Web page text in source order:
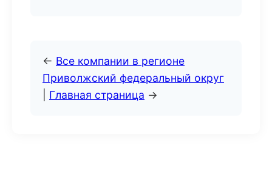
← Все компании в регионе
Приволжский федеральный округ
Главная страница →